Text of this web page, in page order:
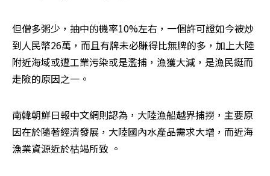
但僧多粥少，抽中的機率10%左右，一個許可證如今被炒
到人民幣26萬，而且有牌未必賺得比無牌的多，加上大陸
附近海域或遭工業污染或是濫捕，漁獲大減，是漁民鋌而
走險的原因之一。
南韓朝鮮日報中文網則認為，大陸漁船越界捕撈，主要原
因在於隨著經濟發展，大陸國內水產品需求大增，而近海
漁業資源近於枯竭所致 。